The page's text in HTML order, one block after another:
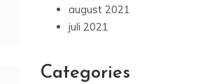
august 2021
juli 2021
Categories